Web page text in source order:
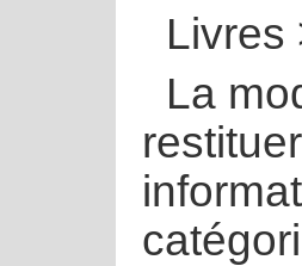
Livres
La